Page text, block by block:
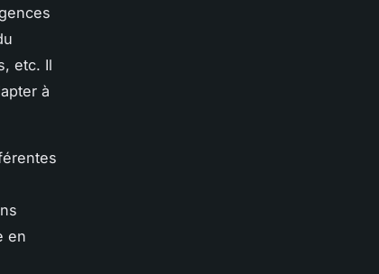
etc. Il
à
en